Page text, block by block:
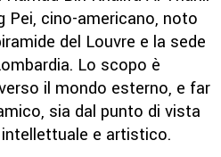
Pei, cino-americano, noto
del Louvre e la sede
Lo scopo è
il mondo esterno, e far
sia dal punto di vista
e artistico.